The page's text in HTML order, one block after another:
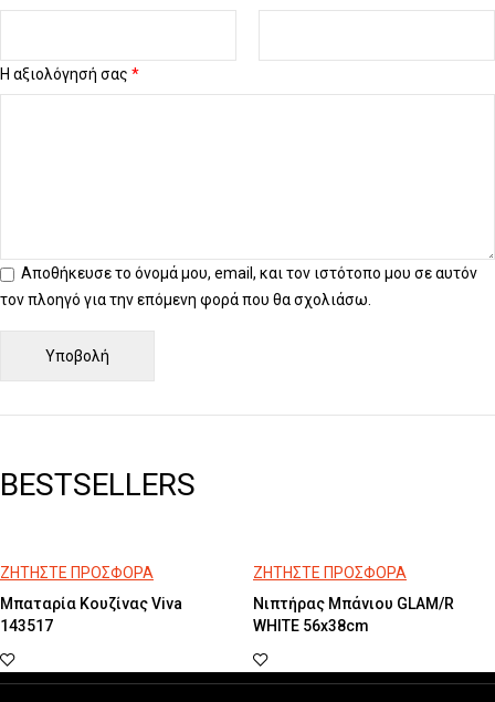
Η αξιολόγησή σας *
Αποθήκευσε το όνομά μου, email, και τον ιστότοπο μου σε αυτόν
τον πλοηγό για την επόμενη φορά που θα σχολιάσω.
BESTSELLERS
ΖΗΤΗΣΤΕ ΠΡΟΣΦΟΡΑ
Μπαταρία Κουζίνας Viva
143517
ΖΗΤΗΣΤΕ ΠΡΟΣΦΟΡΑ
Νιπτήρας Μπάνιου GLAM/R
WHITE 56x38cm